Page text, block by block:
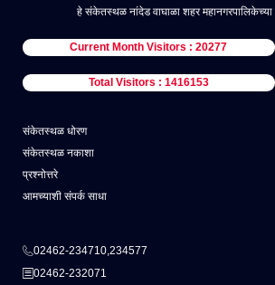
हे संकेतस्थळ नांदेड वाघाळा शहर
Current Month Visitors : 20277
Total Visitors : 1416153
संकेतस्थळ धोरण
संकेतस्थळ नकाशा
प्रश्नोत्तरे
आमच्याशी संपर्क साधा
02462-234710,234577
02462-232071